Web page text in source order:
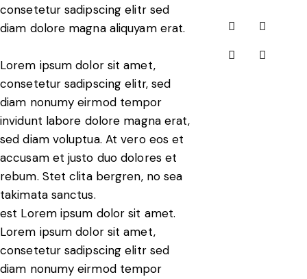
consetetur sadipscing elitr sed
diam dolore magna aliquyam erat.
Lorem ipsum dolor sit amet,
consetetur sadipscing elitr, sed
diam nonumy eirmod tempor
invidunt labore dolore magna erat,
sed diam voluptua. At vero eos et
accusam et justo duo dolores et
rebum. Stet clita bergren, no sea
takimata sanctus.
est Lorem ipsum dolor sit amet.
Lorem ipsum dolor sit amet,
consetetur sadipscing elitr sed
diam nonumy eirmod tempor